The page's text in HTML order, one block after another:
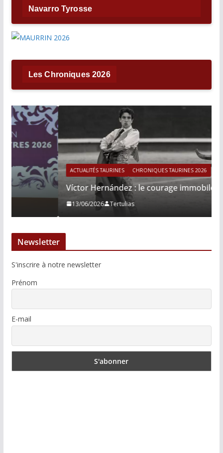
Navarro Tyrosse
Les Chroniques 2026
ACTUALITÉS TAURINES CHRONIQUES TAURINES 2026
Víctor Hernández : le courage immobile
Tertulias
Newsletter
S'inscrire à notre newsletter
Prénom
E-mail